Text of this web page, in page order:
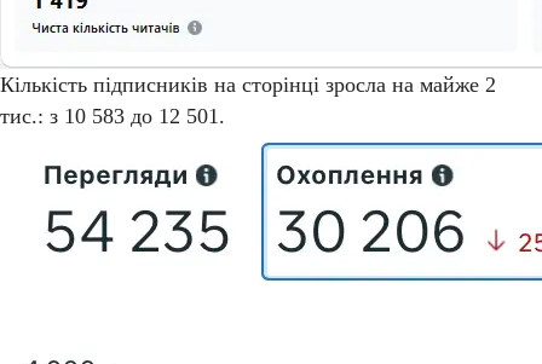
Кількість підписників на сторінці зросла на майже 2
тис.: з 10 583 до 12 501.